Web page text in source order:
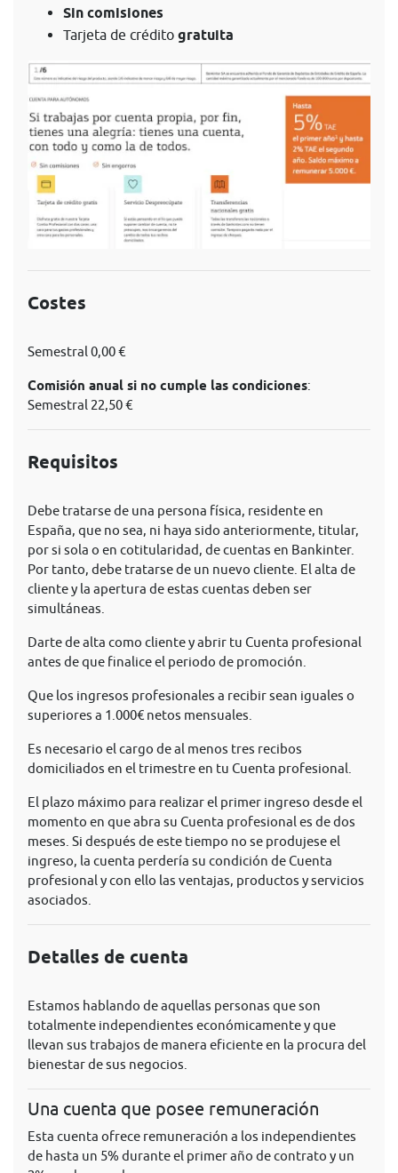
Sin comisiones
Tarjeta de crédito gratuita
Costes
Semestral 0,00 €
Comisión anual si no cumple las condiciones:
Semestral 22,50 €
Requisitos
Debe tratarse de una persona física, residente en
España, que no sea, ni haya sido anteriormente, titular,
por si sola o en cotitularidad, de cuentas en Bankinter.
Por tanto, debe tratarse de un nuevo cliente. El alta de
cliente y la apertura de estas cuentas deben ser
simultáneas.
Darte de alta como cliente y abrir tu Cuenta profesional
antes de que finalice el periodo de promoción.
Que los ingresos profesionales a recibir sean iguales o
superiores a 1.000€ netos mensuales.
Es necesario el cargo de al menos tres recibos
domiciliados en el trimestre en tu Cuenta profesional.
El plazo máximo para realizar el primer ingreso desde el
momento en que abra su Cuenta profesional es de dos
meses. Si después de este tiempo no se produjese el
ingreso, la cuenta perdería su condición de Cuenta
profesional y con ello las ventajas, productos y servicios
asociados.
Detalles de cuenta
Estamos hablando de aquellas personas que son
totalmente independientes económicamente y que
llevan sus trabajos de manera eficiente en la procura del
bienestar de sus negocios.
Una cuenta que posee remuneración
Esta cuenta ofrece remuneración a los independientes
de hasta un 5% durante el primer año de contrato y un